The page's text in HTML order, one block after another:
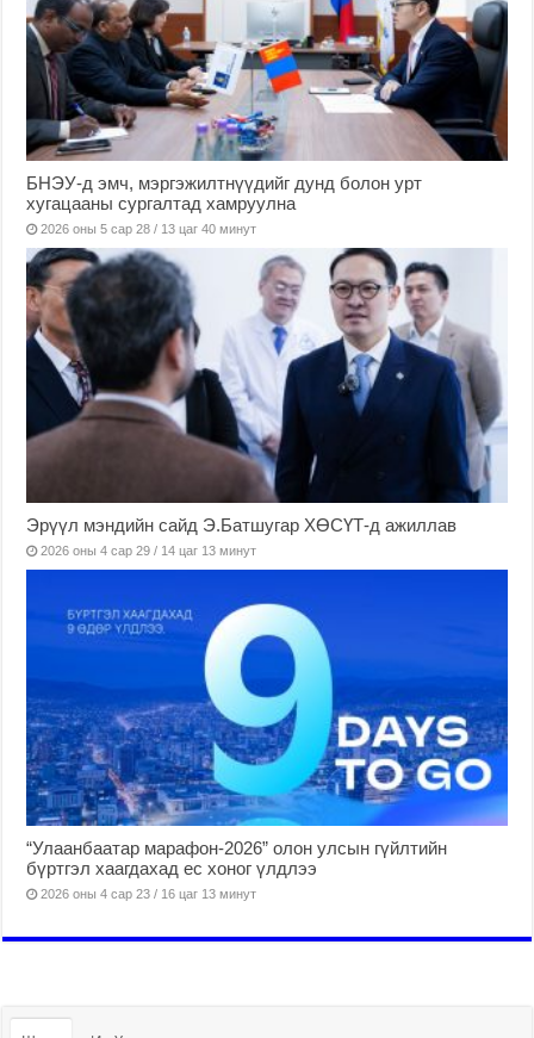
БНЭУ-д эмч, мэргэжилтнүүдийг дунд болон урт
хугацааны сургалтад хамруулна
2026 оны 5 сар 28 / 13 цаг 40 минут
Эрүүл мэндийн сайд Э.Батшугар ХӨСҮТ-д ажиллав
2026 оны 4 сар 29 / 14 цаг 13 минут
“Улаанбаатар марафон-2026” олон улсын гүйлтийн
бүртгэл хаагдахад ес хоног үлдлээ
2026 оны 4 сар 23 / 16 цаг 13 минут